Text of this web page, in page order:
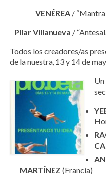
VENÉREA /
Pilar Villanueva /
Todos los creadores/as
de la nuestra, 13 y 14 de
Un
MARTÍNEZ (Francia)